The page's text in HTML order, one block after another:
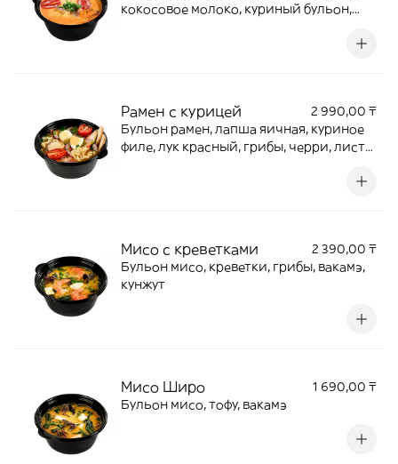
кокосовое молоко, куриный бульон,
Рамен с курицей
2 990,00 ₸
Бульон рамен, лапша яичная, куриное
филе, лук красный, грибы, черри, лист
Мисо с креветками
2 390,00 ₸
Бульон мисо, креветки, грибы, вакамэ,
кунжут
Мисо Широ
1 690,00 ₸
Бульон мисо, тофу, вакамэ